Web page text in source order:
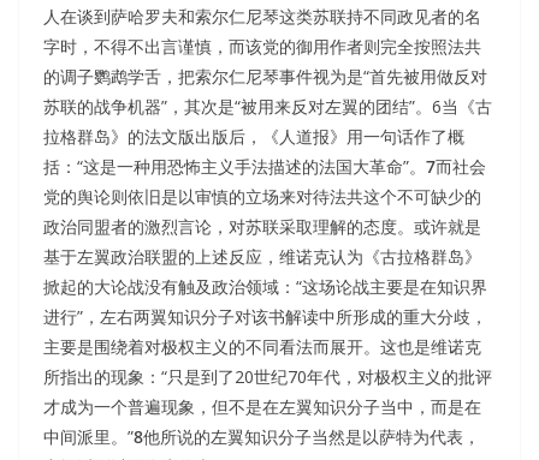
人在谈到萨哈罗夫和索尔仁尼琴这类苏联持不同政见者的名
字时，不得不出言谨慎，而该党的御用作者则完全按照法共
的调子鹦鹉学舌，把索尔仁尼琴事件视为是“首先被用做反对
苏联的战争机器”，其次是“被用来反对左翼的团结”。6当《古
拉格群岛》的法文版出版后，《人道报》用一句话作了概
括：“这是一种用恐怖主义手法描述的法国大革命”。 7而社会
党的舆论则依旧是以审慎的立场来对待法共这个不可缺少的
政治同盟者的激烈言论，对苏联采取理解的态度。或许就是
基于左翼政治联盟的上述反应，维诺克认为《古拉格群岛》
掀起的大论战没有触及政治领域：“这场论战主要是在知识界
进行”，左右两翼知识分子对该书解读中所形成的重大分歧，
主要是围绕着对极权主义的不同看法而展开。这也是维诺克
所指出的现象：“只是到了20世纪70年代，对极权主义的批评
才成为一个普遍现象，但不是在左翼知识分子当中，而是在
中间派里。”8他所说的左翼知识分子当然是以萨特为代表，